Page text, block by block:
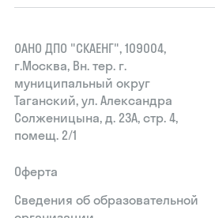
ОАНО ДПО "СКАЕНГ", 109004,
г.Москва, Вн. тер. г.
муниципальный округ
Таганский, ул. Александра
Солженицына, д. 23А, стр. 4,
помещ. 2/1
Оферта
Сведения об образовательной